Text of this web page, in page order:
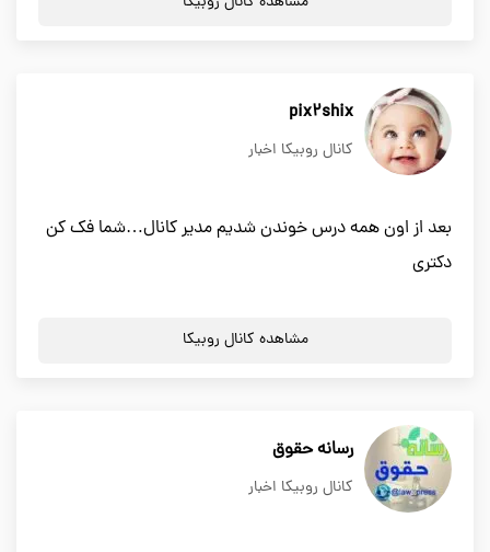
pix2shix
کانال روبیکا اخبار
بعد از اون همه درس خوندن شدیم مدیر کانال…شما فک کن
دکتری
مشاهده کانال روبیکا
رسانه حقوق
کانال روبیکا اخبار